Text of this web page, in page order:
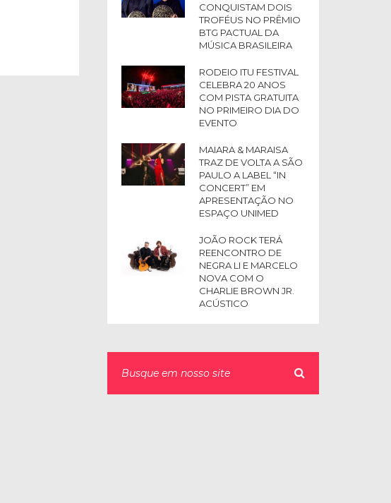
CONQUISTAM DOIS
TROFÉUS NO PRÊMIO
BTG PACTUAL DA
MÚSICA BRASILEIRA
RODEIO ITU FESTIVAL
CELEBRA 20 ANOS
COM PISTA GRATUITA
NO PRIMEIRO DIA DO
EVENTO
MAIARA & MARAISA
TRAZ DE VOLTA A SÃO
PAULO A LABEL “IN
CONCERT” EM
APRESENTAÇÃO NO
ESPAÇO UNIMED
JOÃO ROCK TERÁ
REENCONTRO DE
NEGRA LI E MARCELO
NOVA COM O
CHARLIE BROWN JR.
ACÚSTICO